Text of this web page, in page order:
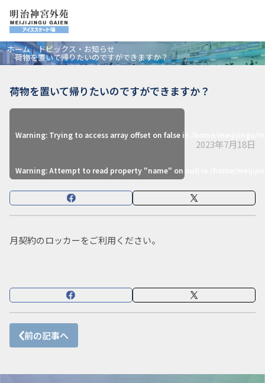
ホーム トピックス・お知らせ
荷物を置いて帰りたいのですができますか？
荷物を置いて帰りたいのですができますか？
Warning: Trying to access array offset on false in
Warning: Attempt to read property "name" on null in
2023年7月18日
月契約のロッカーをご利用ください。
前の記事へ